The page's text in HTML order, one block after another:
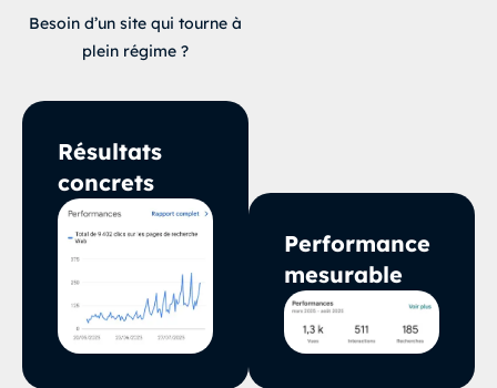
Besoin d’un site qui tourne à
plein régime ?
Résultats
concrets
Performance
mesurable